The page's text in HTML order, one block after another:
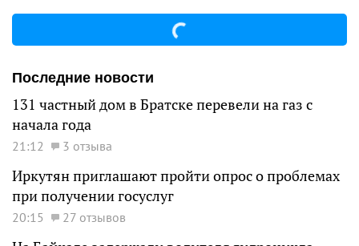
Последние новости
131 частный дом в Братске перевели на газ с
начала года
21:12 3 отзыва
Иркутян приглашают пройти опрос о проблемах
при получении госуслуг
20:15 27 отзывов